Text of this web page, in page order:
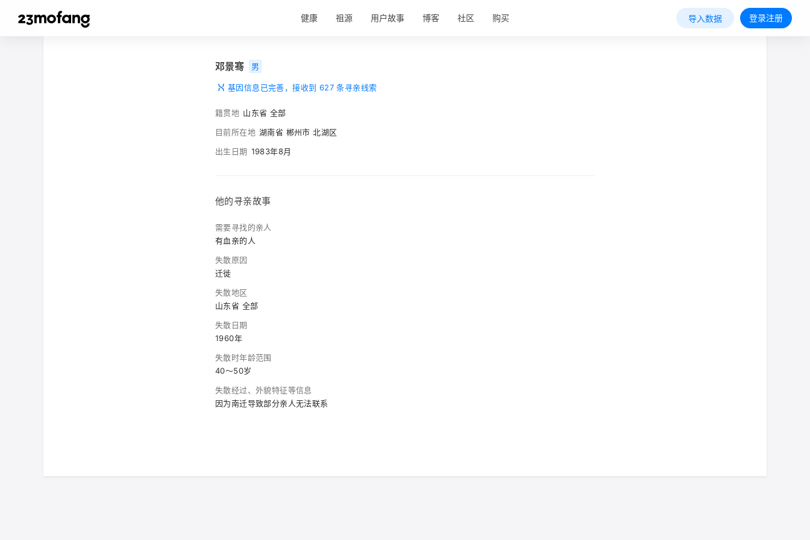
健康 祖源 用户故事 博客 社区 购买 导入数据 登录注册
邓景骞 男
基因信息已完善，接收到 627 条寻亲线索
籍贯地 山东省 全部
目前所在地 湖南省 郴州市 北湖区
出生日期 1983年8月
他的寻亲故事
需要寻找的亲人
有血亲的人
失散原因
迁徙
失散地区
山东省 全部
失散日期
1960年
失散时年龄范围
40～50岁
失散经过、外貌特征等信息
因为南迁导致部分亲人无法联系